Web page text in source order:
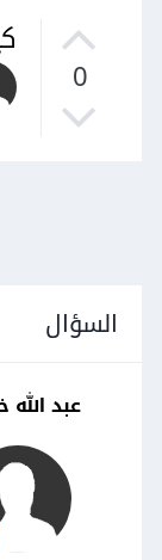
0
السؤال
عبد الله